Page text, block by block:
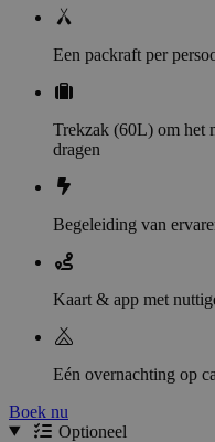
Een packraft per
Trekzak (60L) om het
dragen
Begeleiding van
Kaart & app met
Eén overnachting op
Boek nu
Optioneel